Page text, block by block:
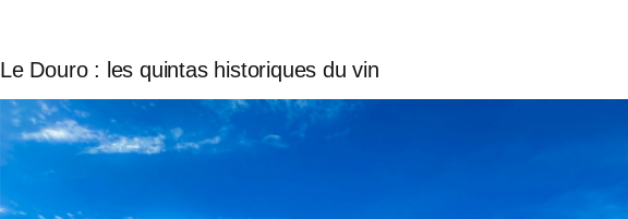
Le Douro : les quintas historiques du vin